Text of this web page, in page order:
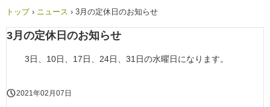
トップ › ニュース › 3月の定休日のお知らせ
3月の定休日のお知らせ
3日、10日、17日、24日、31日の水曜日になります。
2021年02月07日